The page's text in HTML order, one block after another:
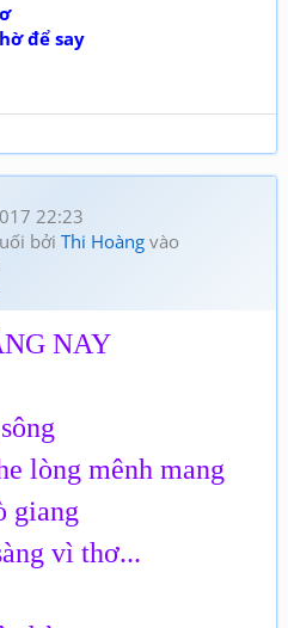
để say
22:23
bởi Thi Hoàng vào
NAY
lòng mênh mang
giang
vì thơ...